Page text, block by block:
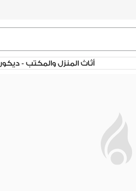
أثاث المنزل والمكتب - ديكور